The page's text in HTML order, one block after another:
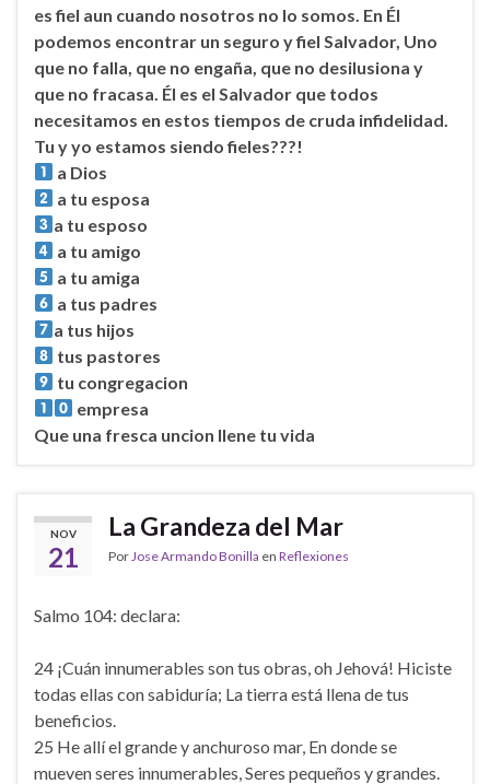
es fiel aun cuando nosotros no lo somos. En Él
podemos encontrar un seguro y fiel Salvador, Uno
que no falla, que no engaña, que no desilusiona y
que no fracasa. Él es el Salvador que todos
necesitamos en estos tiempos de cruda infidelidad.
Tu y yo estamos siendo fieles???!
a Dios
a tu esposa
a tu esposo
a tu amigo
a tu amiga
a tus padres
a tus hijos
tus pastores
tu congregacion
empresa
Que una fresca uncion llene tu vida
NOV
21
La Grandeza del Mar
Por Jose Armando Bonilla en Reflexiones
Salmo 104: declara:
24 ¡Cuán innumerables son tus obras, oh Jehová! Hiciste
todas ellas con sabiduría; La tierra está llena de tus
beneficios.
25 He allí el grande y anchuroso mar, En donde se
mueven seres innumerables, Seres pequeños y grandes.